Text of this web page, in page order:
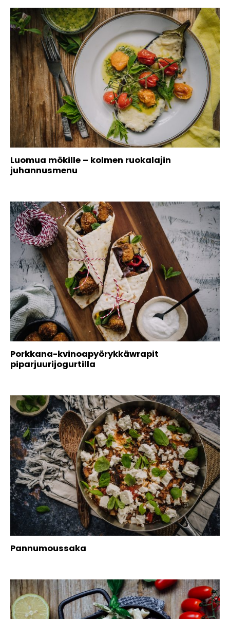
Luomua mökille – kolmen ruokalajin
juhannusmenu
Porkkana-kvinoapyörykkäwrapit
piparjuurijogurtilla
Pannumoussaka